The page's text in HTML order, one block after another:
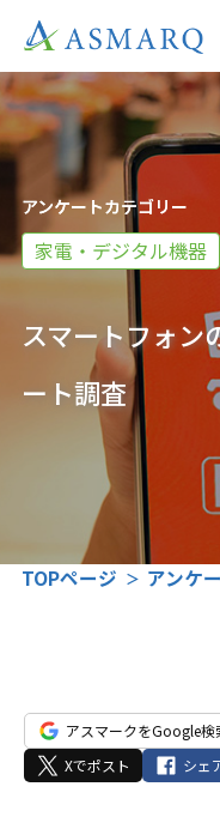
アンケートカテゴリー
家電・デジタル機器
スマートフォン
ート調査
TOPページ アンケ
アスマークをGoogle
Xでポスト
シェ